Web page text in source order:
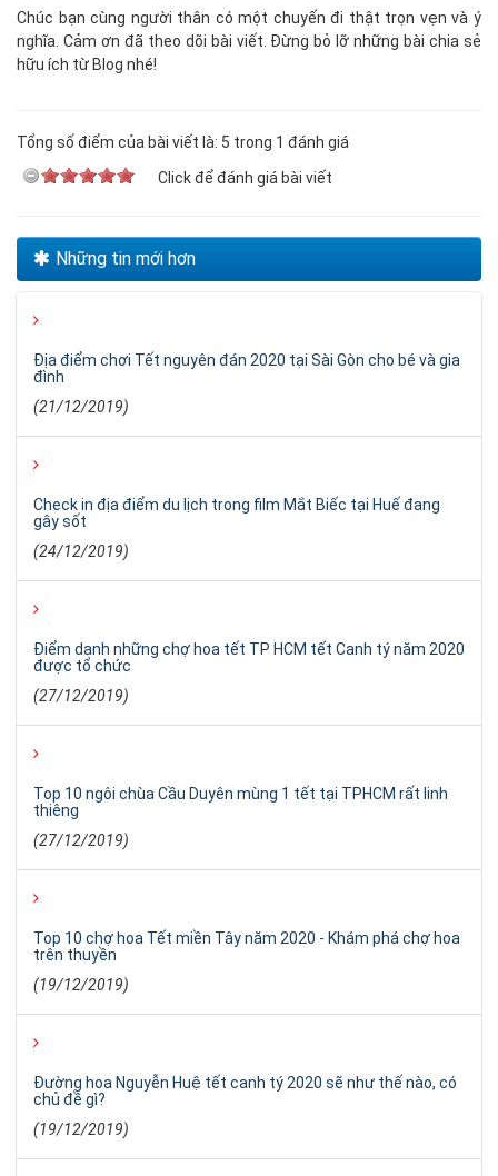
Chúc bạn cùng người thân có một chuyến đi thật trọn vẹn và ý
nghĩa. Cảm ơn đã theo dõi bài viết. Đừng bỏ lỡ những bài chia sẻ
hữu ích từ Blog nhé!
Tổng số điểm của bài viết là: 5 trong 1 đánh giá
Click để đánh giá bài viết
Những tin mới hơn
Địa điểm chơi Tết nguyên đán 2020 tại Sài Gòn cho bé và gia
đình
(21/12/2019)
Check in địa điểm du lịch trong film Mắt Biếc tại Huế đang
gây sốt
(24/12/2019)
Điểm danh những chợ hoa tết TP HCM tết Canh tý năm 2020
được tổ chức
(27/12/2019)
Top 10 ngôi chùa Cầu Duyên mùng 1 tết tại TPHCM rất linh
thiêng
(27/12/2019)
Top 10 chợ hoa Tết miền Tây năm 2020 - Khám phá chợ hoa
trên thuyền
(19/12/2019)
Đường hoa Nguyễn Huệ tết canh tý 2020 sẽ như thế nào, có
chủ đề gì?
(19/12/2019)